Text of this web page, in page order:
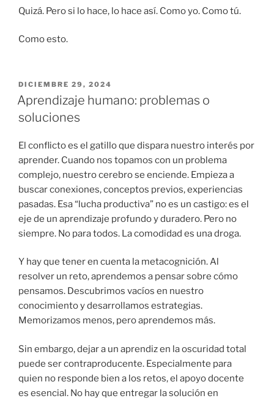
Quizá. Pero si lo hace, lo hace así. Como yo. Como tú.
Como esto.
PUBLICADO
EL
DICIEMBRE 29, 2024
Aprendizaje humano: problemas o
soluciones
El conflicto es el gatillo que dispara nuestro interés por
aprender. Cuando nos topamos con un problema
complejo, nuestro cerebro se enciende. Empieza a
buscar conexiones, conceptos previos, experiencias
pasadas. Esa “lucha productiva” no es un castigo: es el
eje de un aprendizaje profundo y duradero. Pero no
siempre. No para todos. La comodidad es una droga.
Y hay que tener en cuenta la metacognición. Al
resolver un reto, aprendemos a pensar sobre cómo
pensamos. Descubrimos vacíos en nuestro
conocimiento y desarrollamos estrategias.
Memorizamos menos, pero aprendemos más.
Sin embargo, dejar a un aprendiz en la oscuridad total
puede ser contraproducente. Especialmente para
quien no responde bien a los retos, el apoyo docente
es esencial. No hay que entregar la solución en